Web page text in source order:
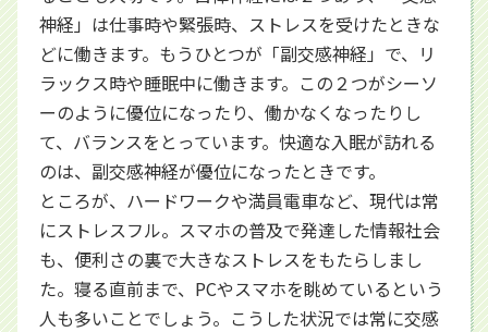
神経」は仕事時や緊張時、ストレスを受けたときな
どに働きます。もうひとつが「副交感神経」で、リ
ラックス時や睡眠中に働きます。この２つがシーソ
ーのように優位になったり、働かなくなったりし
て、バランスをとっています。快適な入眠が訪れる
のは、副交感神経が優位になったときです。
ところが、ハードワークや満員電車など、現代は常
にストレスフル。スマホの普及で発達した情報社会
も、便利さの裏で大きなストレスをもたらしまし
た。寝る直前まで、PCやスマホを眺めているという
人も多いことでしょう。こうした状況では常に交感